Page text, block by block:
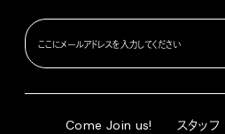
Come Join us! スタッフ